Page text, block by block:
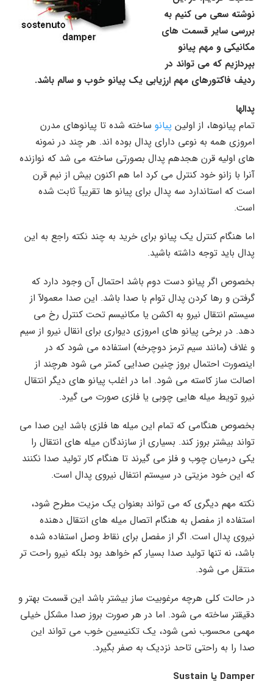
نوشته سعی می کنیم به
بررسی سایر قسمت های
مکانیکی و مهم پیانو
بپردازیم که می تواند در
ردیف فاکتورهای مهم ارزیابی یک پیانو خوب و سالم باشد.
پدالها
تمام پیانوها، از اولین پیانوساخته شده تا پیانوهای مدرن
امروزی همه به نوعی دارای پدال بوده اند. هر چند در نمونه
های اولیه قرن هجدهم پدال بصورتی ساخته می شد که نوازنده
آنرا با زانو خود کنترل می کرد اما هم اکنون بیش از نیم قرن
است که استاندارد سه پدال برای پیانو ها تقریبآ ثابت شده
است.
اما هنگام کنترل یک پیانو برای خرید به چند نکته راجع به این
پدال باید توجه داشته باشید.
بخصوص اگر پیانو دست دوم باشد احتمال آن وجود دارد که
گرفتن و رها کردن پدال توام با صدا باشد. این صدا معمولآ از
سیستم انتقال نیرو به اکشن یا مکانیسم تحت کنترل رخ می
دهد. در برخی پیانو های امروزی دیواری برای انقال نیرو از سیم
و غلاف (مانند سیم ترمز دوچرخه) استفاده می شود که در
اینصورت احتمال بروز چنین صدایی کمتر می شود هرچند از
اصالت ساز کاسته می شود. اما در اغلب پیانو های دیگر انتقال
نیرو تویط میله هایی چوبی یا فلزی صورت می گیرد.
بخصوص هنگامی که تمام این میله ها فلزی باشد این صدا می
تواند بیشتر بروز کند. بسیاری از سازندگان میله های انتقال را
یکی درمیان چوب و فلز می گیرند تا هنگام کار تولید صدا نکنند
که این خود مزیتی در سیستم انتفال نیروی پدال است.
نکته مهم دیگری که می تواند بعنوان یک مزیت مطرح شود،
استفاده از مفصل به هنگام اتصال میله های انتقال دهنده
نیروی پدال است. اگر از مفصل برای نقاط وصل استفاده شده
باشد، نه تنها تولید صدا بسیار کم خواهد بود بلکه نیرو راحت تر
منتقل می شود.
در حالت کلی هرچه مرغوبیت ساز بیشتر باشد این قسمت بهتر و
دقیقتر ساخته می شود. اما در هر صورت بروز صدا مشکل خیلی
مهمی محسوب نمی شود، یک تکنیسین خوب می تواند این
صدا را به راحتی تاحد نزدیک به صفر بگیرد.
Damper یا Sustain